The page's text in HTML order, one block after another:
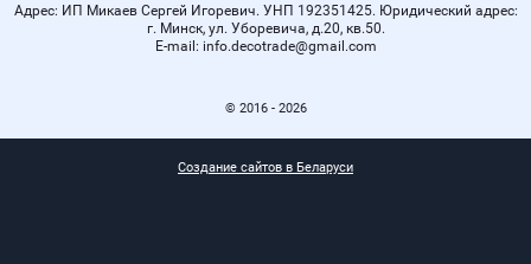
Адрес: ИП Микаев Сергей Игоревич. УНП 192351425. Юридический адрес:
г. Минск, ул. Уборевича, д.20, кв.50.
Е-mail: info.decotrade@gmail.com
© 2016 - 2026
Создание сайтов в Беларуси